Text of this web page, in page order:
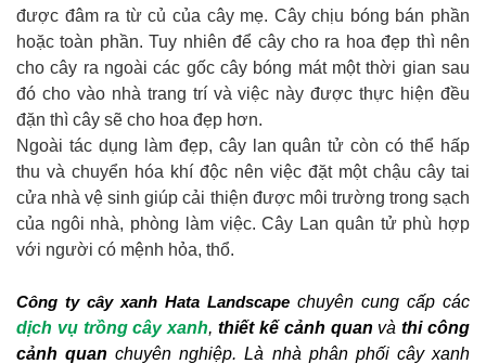
được đâm ra từ củ của cây mẹ. Cây chịu bóng bán phần
hoặc toàn phần. Tuy nhiên để cây cho ra hoa đẹp thì nên
cho cây ra ngoài các gốc cây bóng mát một thời gian sau
đó cho vào nhà trang trí và việc này được thực hiện đều
đặn thì cây sẽ cho hoa đẹp hơn.
Ngoài tác dụng làm đẹp, cây lan quân tử còn có thể hấp
thu và chuyển hóa khí độc nên việc đặt một chậu cây tai
cửa nhà vệ sinh giúp cải thiện được môi trường trong sạch
của ngôi nhà, phòng làm việc. Cây Lan quân tử phù hợp
với người có mệnh hỏa, thổ.
Công ty cây xanh Hata Landscape
dịch vụ trồng cây xanh, thiết kế cảnh quan và thi công
cảnh quan chuyên nghiệp. Là nhà phân phối cây xanh